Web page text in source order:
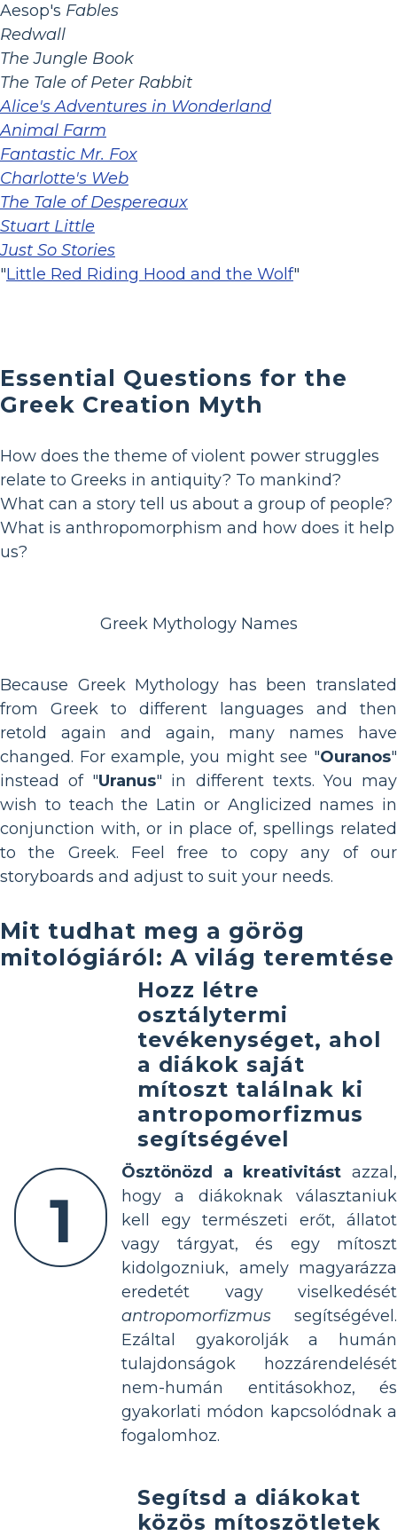
Aesop's Fables
Redwall
The Jungle Book
The Tale of Peter Rabbit
Alice's Adventures in Wonderland
Animal Farm
Fantastic Mr. Fox
Charlotte's Web
The Tale of Despereaux
Stuart Little
Just So Stories
"Little Red Riding Hood and the Wolf"
Essential Questions for the
Greek Creation Myth
How does the theme of violent power struggles
relate to Greeks in antiquity? To mankind?
What can a story tell us about a group of people?
What is anthropomorphism and how does it help
us?
Greek Mythology Names
Because Greek Mythology has been translated
from Greek to different languages and then
retold again and again, many names have
changed. For example, you might see "Ouranos"
instead of "Uranus" in different texts. You may
wish to teach the Latin or Anglicized names in
conjunction with, or in place of, spellings related
to the Greek. Feel free to copy any of our
storyboards and adjust to suit your needs.
Mit tudhat meg a görög
mitológiáról: A világ teremtése
1
Hozz létre
osztálytermi
tevékenységet, ahol
a diákok saját
mítoszt találnak ki
antropomorfizmus
segítségével
Ösztönözd a kreativitást azzal,
hogy a diákoknak választaniuk
kell egy természeti erőt, állatot
vagy tárgyat, és egy mítoszt
kidolgozniuk, amely magyarázza
eredetét vagy viselkedését
antropomorfizmus segítségével.
Ezáltal gyakorolják a humán
tulajdonságok hozzárendelését
nem-humán entitásokhoz, és
gyakorlati módon kapcsolódnak a
fogalomhoz.
Segítsd a diákokat
közös mítoszötletek